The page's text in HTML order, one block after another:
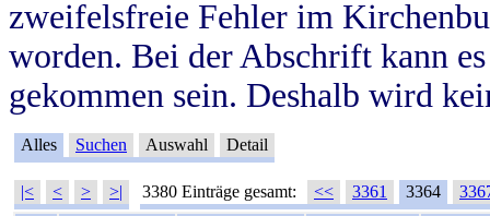
zweifelsfreie Fehler im
worden. Bei der Abschrift kann
gekommen sein. Deshalb wird
Alles Suchen Auswahl Detail
|< < > >| 3380 Einträge gesamt: << 3361 3364